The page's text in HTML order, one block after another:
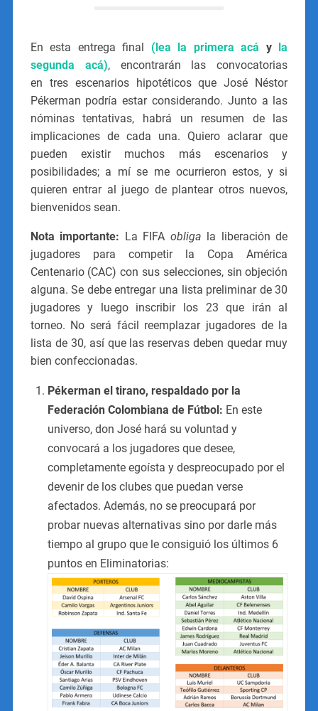
En esta entrega final (lea la primera acá y la
segunda acá), encontrarán las convocatorias
en tres escenarios hipotéticos que José Néstor
Pékerman podría estar considerando. Junto a las
nóminas tentativas, habrá un resumen de las
implicaciones de cada una. Quiero aclarar que
pueden existir muchos más escenarios y
posibilidades; a mí se me ocurrieron estos, y si
quieren entrar al juego de plantear otros nuevos,
bienvenidos sean.
Nota importante: La FIFA obliga la liberación de
jugadores para competir la Copa América
Centenario (CAC) con sus selecciones, sin objeción
alguna. Se debe entregar una lista preliminar de 30
jugadores y luego inscribir los 23 que irán al
torneo. No será fácil reemplazar jugadores de la
lista de 30, así que las reservas deben quedar muy
bien confeccionadas.
Pékerman el tirano, respaldado por la
Federación Colombiana de Fútbol: En este
universo, don José hará su voluntad y
convocará a los jugadores que desee,
completamente egoísta y despreocupado por el
devenir de los clubes que puedan verse
afectados. Además, no se preocupará por
probar nuevas alternativas sino por darle más
tiempo al grupo que le consiguió los últimos 6
puntos en Eliminatorias: